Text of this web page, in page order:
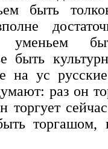
быть
уменьем
быть
на ус
раз он
торгашом,